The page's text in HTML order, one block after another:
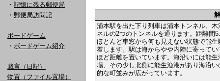
・ 記憶に残る郵便局
・ 郵便局訪問記
ボードゲーム
・ ボードゲーム紹介
戯言（日記）
物置（ファイル置場）
浦本駅を出た下り列車は浦本トンネル、木
ネルの2つのトンネルを通ります。距離間
ほとんど車窓から何も見えない状態で能生
着します。駅は海からやや内陸に寄ってい
ほど距離を置いています。海沿いには能生
場、その少し北側に能生漁港があり海沿い
的な町並みが広がっています。